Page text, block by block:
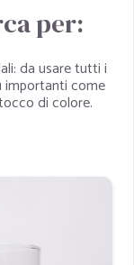
per:
da usare tutti i
importanti come
di colore.